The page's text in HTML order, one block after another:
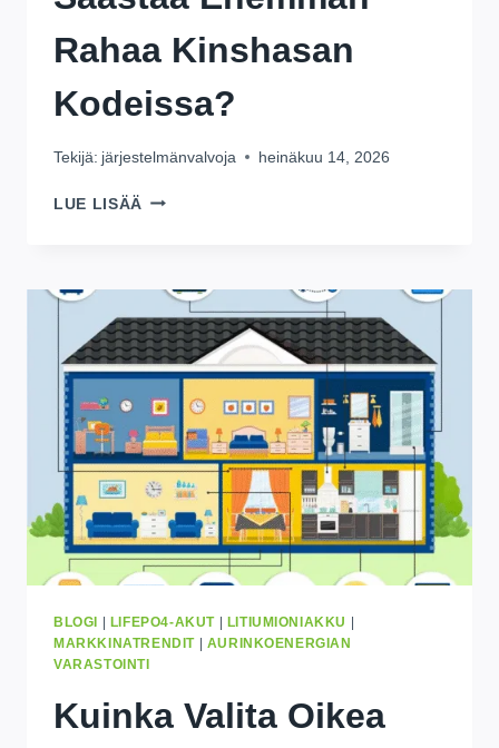
Rahaa Kinshasan
Kodeissa?
Tekijä: järjestelmänvalvoja heinäkuu 14, 2026
LUE LISÄÄ AURINKOAKKU
SÄÄSTÄÄ
ENEMMÄN
RAHAA
KINSHASAN
KODEISSA?
BLOGI LIFEPO4-AKUT| LITIUMIONIAKKU
MARKKINATRENDIT| AURINKOENERGIAN
VARASTOINTI
Kuinka Valita Oikea